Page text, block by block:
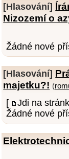
[Hlasování]
Nizozemí o
Žádné nové
[Hlasování]
majetku?! (
[ Jdi na
Žádné nové